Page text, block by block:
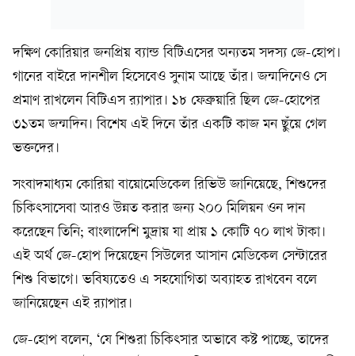
দক্ষিণ কোরিয়ার জনপ্রিয় ব্যান্ড বিটিএসের অন্যতম সদস্য জে-হোপ।
গানের বাইরে দানশীল হিসেবেও সুনাম আছে তাঁর। জন্মদিনেও সে
প্রমাণ রাখলেন বিটিএস র‍্যাপার। ১৮ ফেব্রুয়ারি ছিল জে-হোপের
৩১তম জন্মদিন। বিশেষ এই দিনে তাঁর একটি কাজ মন ছুঁয়ে গেল
ভক্তদের।
সংবাদমাধ্যম কোরিয়া বায়োমেডিকেল রিভিউ জানিয়েছে, শিশুদের
চিকিৎসাসেবা আরও উন্নত করার জন্য ২০০ মিলিয়ন ওন দান
করেছেন তিনি; বাংলাদেশি মুদ্রায় যা প্রায় ১ কোটি ৭০ লাখ টাকা।
এই অর্থ জে-হোপ দিয়েছেন সিউলের আসান মেডিকেল সেন্টারের
শিশু বিভাগে। ভবিষ্যতেও এ সহযোগিতা অব্যাহত রাখবেন বলে
জানিয়েছেন এই র‍্যাপার।
জে-হোপ বলেন, ‘যে শিশুরা চিকিৎসার অভাবে কষ্ট পাচ্ছে, তাদের